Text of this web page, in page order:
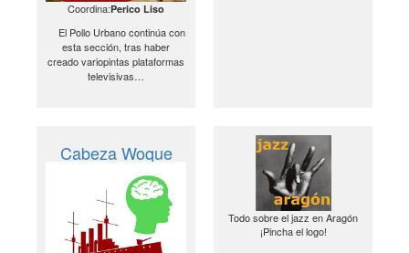
Coordina:Perico Liso
El Pollo Urbano continúa con
esta sección, tras haber
creado variopintas plataformas
televisivas…
Cabeza Woque
Todo sobre el jazz en Aragón
¡Pincha el logo!